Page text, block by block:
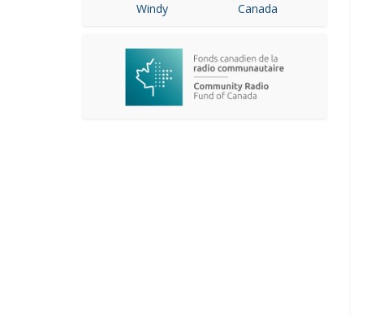
Windy
Canada